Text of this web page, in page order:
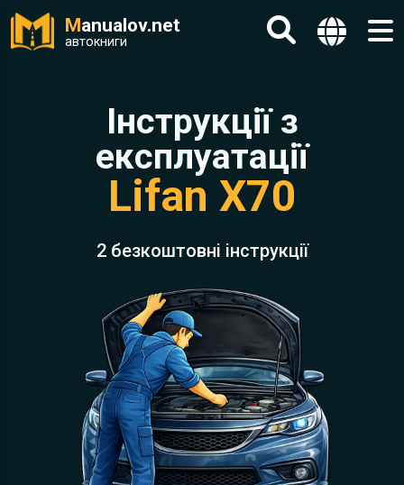
Manualov.net
автокниги
Інструкції з
експлуатації
Lifan X70
2 безкоштовні інструкції